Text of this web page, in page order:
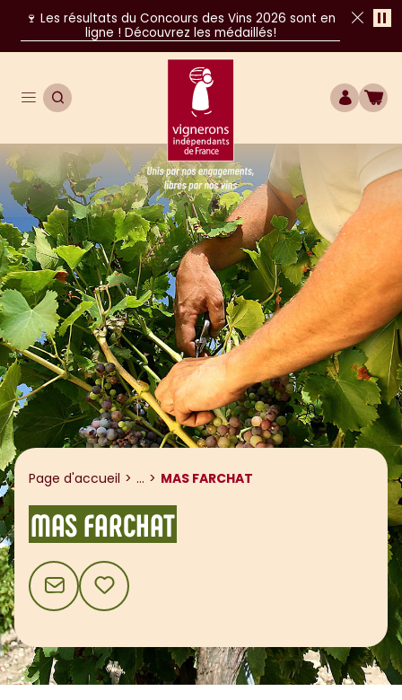
🍷 Les résultats du Concours des Vins 2026 sont en
ligne ! Découvrez les médaillés!
Ouvrir le menu de navigation
OUVRIR LA RECHERCHE
Unis par nos engagements, libres par
COMPTE
Page d'accueil ... Afficher le fil d'ariane
MAS FARCHAT
MAS FARCHAT
CONTACTAJOUTER AUX FAVORIS